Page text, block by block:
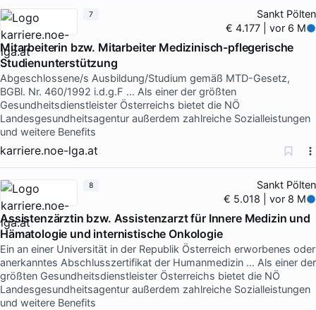
Sankt Pölten
€ 4.177 | vor 6 M
Mitarbeiterin bzw. Mitarbeiter Medizinisch-pflegerische
Studienunterstützung
Abgeschlossene/s Ausbildung/Studium gemäß MTD-Gesetz,
BGBl. Nr. 460/1992 i.d.g.F … Als einer der größten
Gesundheitsdienstleister Österreichs bietet die NÖ
Landesgesundheitsagentur außerdem zahlreiche Sozialleistungen
und weitere Benefits
karriere.noe-lga.at
7
Sankt Pölten
€ 5.018 | vor 8 M
Assistenzärztin bzw. Assistenzarzt für Innere Medizin und
Hämatologie und internistische Onkologie
Ein an einer Universität in der Republik Österreich erworbenes oder
anerkanntes Abschlusszertifikat der Humanmedizin … Als einer der
größten Gesundheitsdienstleister Österreichs bietet die NÖ
Landesgesundheitsagentur außerdem zahlreiche Sozialleistungen
und weitere Benefits
8